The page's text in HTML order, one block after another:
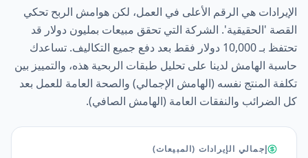
الإيرادات هي الرقم الأعلى في العمل، لكن هوامش الربح تحكي
القصة 'الحقيقية'. الشركة التي تحقق مبيعات بمليون دولار قد
تحتفظ بـ 10,000 دولار فقط بعد دفع جميع التكاليف. تساعدك
حاسبة الهامش لدينا على تحليل طبقات الربحية هذه، والتمييز بين
تكلفة المنتج نفسه (الهامش الإجمالي) والصحة العامة للعمل بعد
كل الضرائب والنفقات العامة (الهامش الصافي).
إجمالي الإيرادات (المبيعات)